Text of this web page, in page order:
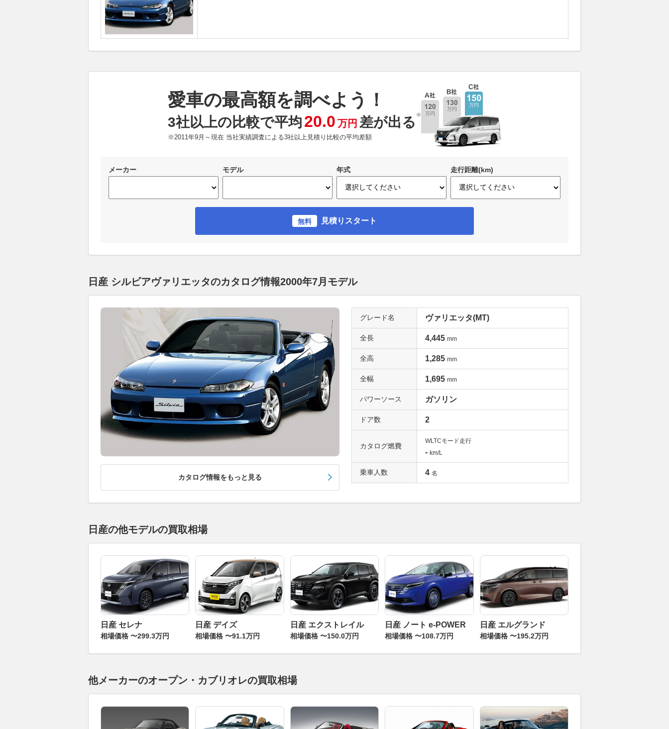
愛車の最高額を調べよう！
3社以上の比較で平均20.0 万円 差が出る ※
※2011年9月～現在 当社実績調査による3社以上見積り比較の平均差額
メーカー モデル 年式 走行距離(km)
無料 見積りスタート
日産 シルビアヴァリエッタのカタログ情報2000年7月モデル
カタログ情報をもっと見る
グレード名 ヴァリエッタ(MT)
全長 4,445 mm
全高 1,285 mm
全幅 1,695 mm
パワーソース ガソリン
ドア数 2
カタログ燃費
WLTCモード走行
- km/L
乗車人数 4 名
日産の他モデルの買取相場
日産 セレナ
相場価格 〜299.3万円
日産 デイズ
相場価格 〜91.1万円
日産 エクストレイル
相場価格 〜150.0万円
日産 ノート e-POWER
相場価格 〜108.7万円
日産 エルグランド
相場価格 〜195.2万円
他メーカーのオープン・カブリオレの買取相場